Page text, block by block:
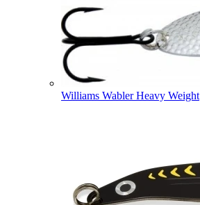
Williams Wabler Heavy Weight